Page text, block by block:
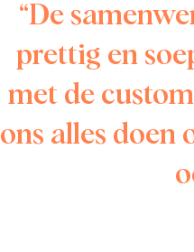
“De
prettig en
met de
ons alles doen